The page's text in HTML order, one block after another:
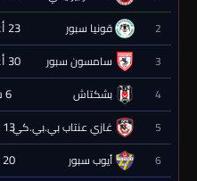
2 قونيا سبور 23 أغسطس 2026 - 20:00
3 سامسون سبور 30 أغسطس 2026 - 20:00
4 بشكتاش 6 سبتمبر 2026 - 20:00
5 غازي عنتاب بي.بي.كي.13 سبتمبر 2026 - 20:00
6 أيوب سبور 20 سبتمبر 2026 - 20:00